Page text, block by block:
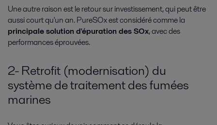
Une autre raison est le retour sur investissement, qui peut être
aussi court qu'un an. PureSOx est considéré comme la
principale solution d'épuration des SOx, avec des
performances éprouvées.
2- Retrofit (modernisation) du
système de traitement des fumées
marines